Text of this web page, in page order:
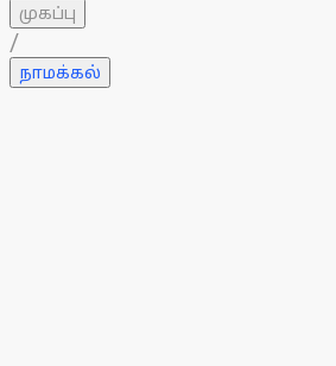
முகப்பு
/
நாமக்கல்